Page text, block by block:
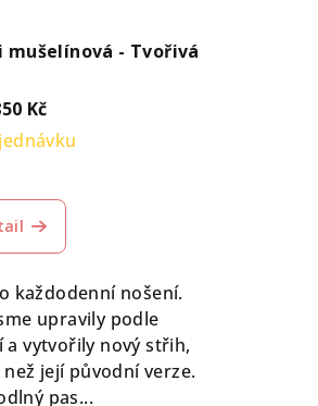
mušelínová - Tvořivá
Kč
každodenní nošení.
upravily podle
a vytvořily nový střih,
její původní verze.
pas...